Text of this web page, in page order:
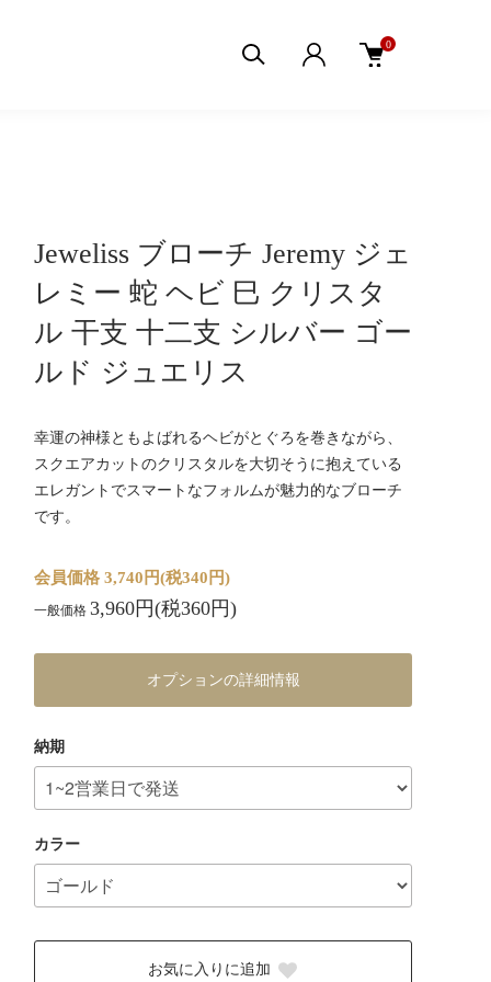
0
Jeweliss ブローチ Jeremy ジェ
レミー 蛇 ヘビ 巳 クリスタ
ル 干支 十二支 シルバー ゴー
ルド ジュエリス
幸運の神様ともよばれるヘビがとぐろを巻きながら、
スクエアカットのクリスタルを大切そうに抱えている
エレガントでスマートなフォルムが魅力的なブローチ
です。
会員価格 3,740円(税340円)
一般価格 3,960円(税360円)
オプションの詳細情報
納期
カラー
お気に入りに追加